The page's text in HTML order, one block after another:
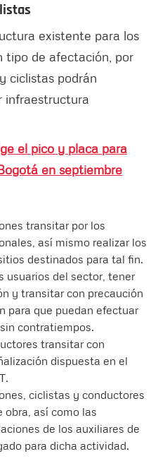
existente para los
tipo de afectación, por
ciclistas podrán
infraestructura
el pico y placa para
en septiembre
transitar por los
así mismo realizar los
destinados para tal fin.
usuarios del sector, tener
y transitar con precaución
para que puedan efectuar
contratiempos.
transitar con
dispuesta en el
ciclistas y conductores
obra, así como las
de los auxiliares de
para dicha actividad.